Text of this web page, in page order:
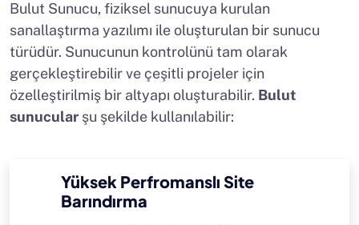
Bulut Sunucu, fiziksel sunucuya kurulan
sanallaştırma yazılımı ile oluşturulan bir sunucu
türüdür. Sunucunun kontrolünü tam olarak
gerçekleştirebilir ve çeşitli projeler için
özelleştirilmiş bir altyapı oluşturabilir. Bulut
sunucular şu şekilde kullanılabilir:
Yüksek Perfromanslı Site
Barındırma